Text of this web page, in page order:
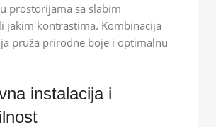
prostorijama sa slabim
jakim kontrastima. Kombinacija
pruža prirodne boje i optimalnu
instalacija i